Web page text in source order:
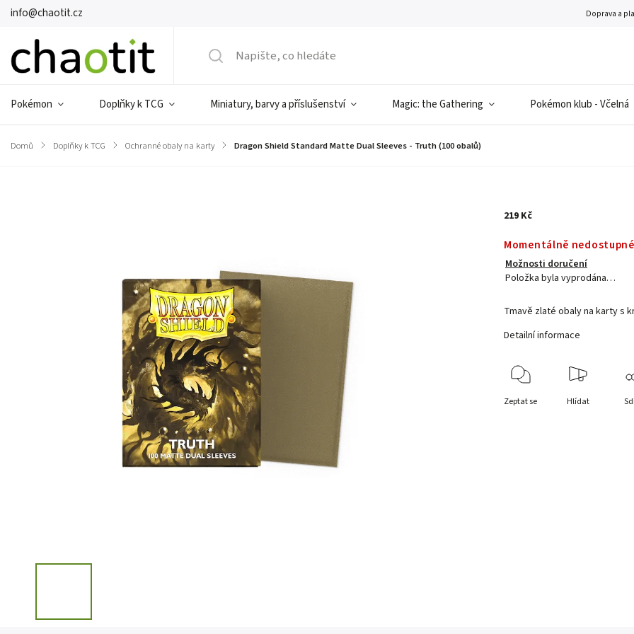
info@chaotit.cz Doprava a
Pokémon Doplňky k TCG Miniatury, barvy a příslušenství Magic: the Gathering Pokémon klub - Včelná
Domů / Doplňky k TCG / Ochranné obaly na karty / Dragon Shield Standard Matte Dual Sleeves - Truth (100 obalů)
219 Kč
Momentálně nedostupné
Možnosti doručení
Položka byla vyprodána…
Tmavě zlaté obaly na karty s
Detailní informace
Zeptat se Hlídat